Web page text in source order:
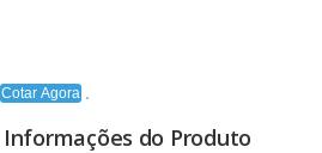
Cotar Agora
Informações do Produto